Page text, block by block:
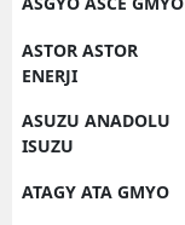
ASTOR ASTOR
ENERJI
ASUZU ANADOLU
ISUZU
ATAGY ATA GMYO